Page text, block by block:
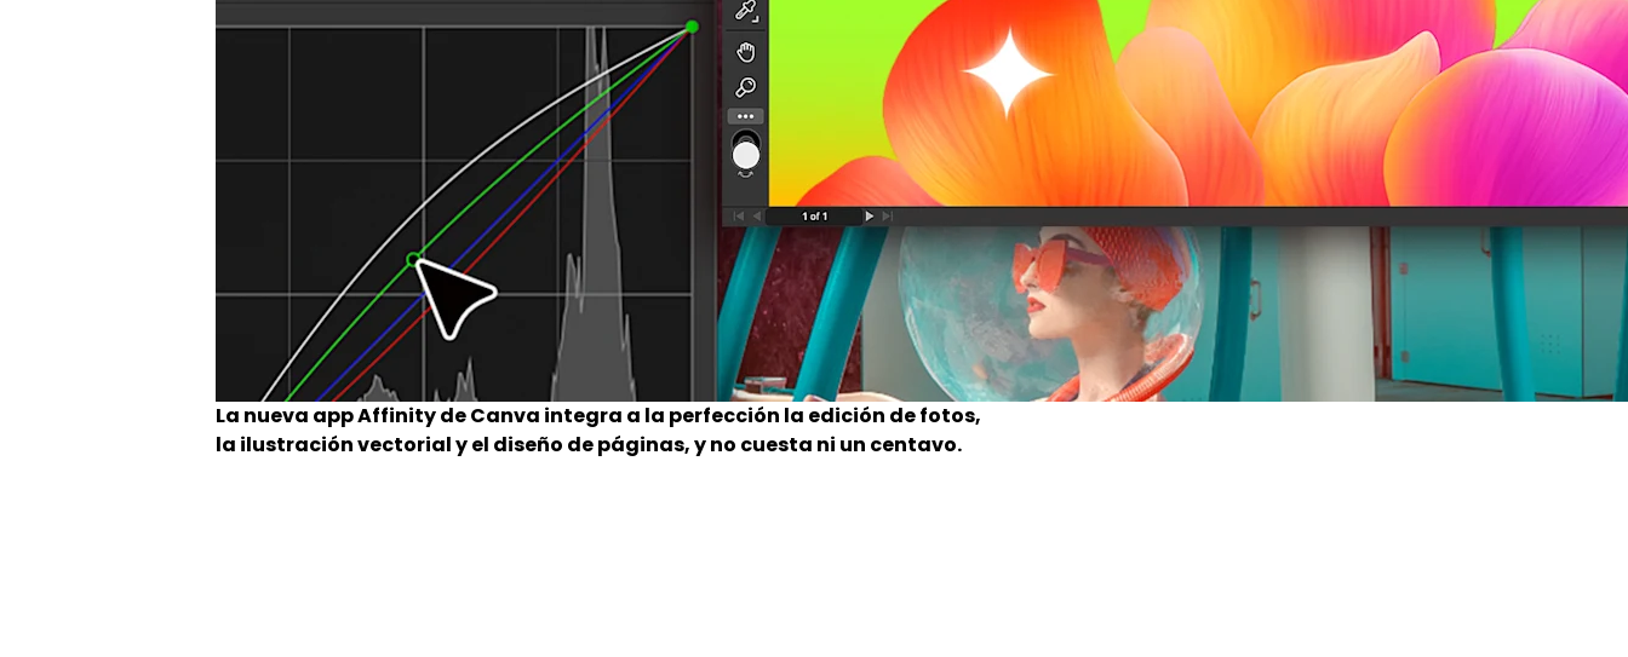
La nueva app Affinity de Canva integra a la perfección la edición de fotos,
la ilustración vectorial y el diseño de páginas, y no cuesta ni un centavo.